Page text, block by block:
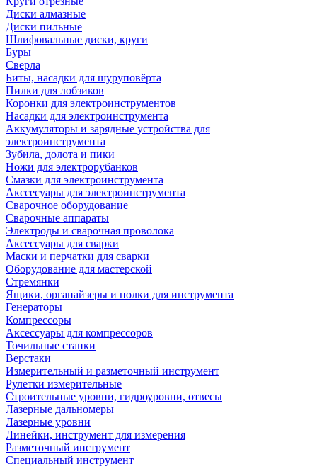
Диски алмазные
Диски пильные
Шлифовальные диски, круги
Буры
Сверла
Биты, насадки для шуруповёрта
Пилки для лобзиков
Коронки для электроинструментов
Насадки для электроинструмента
Аккумуляторы и зарядные устройства для
электроинструмента
Зубила, долота и пики
Ножи для электрорубанков
Смазки для электроинструмента
Акссесуары для электроинструмента
Сварочное оборудование
Сварочные аппараты
Электроды и сварочная проволока
Аксессуары для сварки
Маски и перчатки для сварки
Оборудование для мастерской
Стремянки
Ящики, органайзеры и полки для инструмента
Генераторы
Компрессоры
Аксессуары для компрессоров
Точильные станки
Верстаки
Измерительный и разметочный инструмент
Рулетки измерительные
Строительные уровни, гидроуровни, отвесы
Лазерные дальномеры
Лазерные уровни
Линейки, инструмент для измерения
Разметочный инструмент
Специальный инструмент